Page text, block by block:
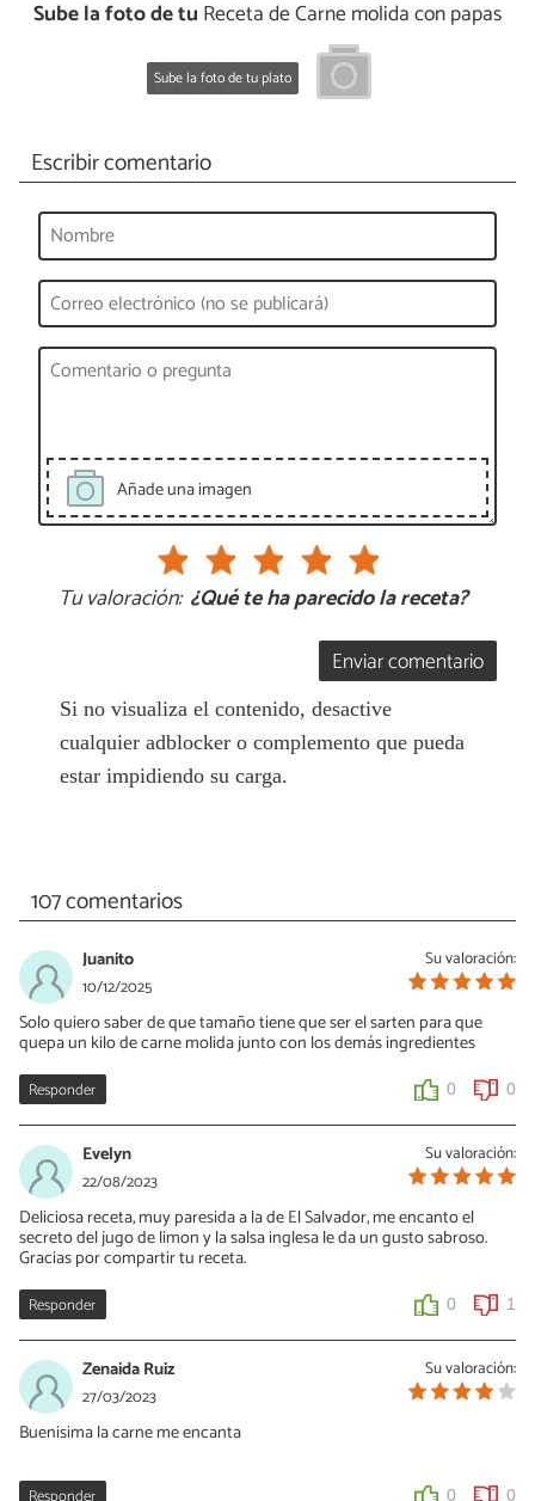
Sube la foto de tu Receta de Carne molida con papas
Sube la foto de tu plato
Escribir comentario
Añade una imagen
Tu valoración: ¿Qué te ha parecido la receta?
Enviar comentario
Si no visualiza el contenido, desactive
cualquier adblocker o complemento que pueda
estar impidiendo su carga.
107 comentarios
Su valoración:
Juanito
10/12/2025
Solo quiero saber de que tamaño tiene que ser el sarten para que
quepa un kilo de carne molida junto con los demás ingredientes
Responder 0 0
Su valoración:
Evelyn
22/08/2023
Deliciosa receta, muy paresida a la de El Salvador, me encanto el
secreto del jugo de limon y la salsa inglesa le da un gusto sabroso.
Gracias por compartir tu receta.
Responder 0 1
Su valoración:
Zenaida Ruiz
27/03/2023
Buenisima la carne me encanta
0 0